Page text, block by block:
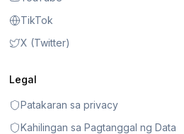
TikTok
X (Twitter)
Legal
Patakaran sa privacy
Kahilingan sa Pagtanggal ng Data